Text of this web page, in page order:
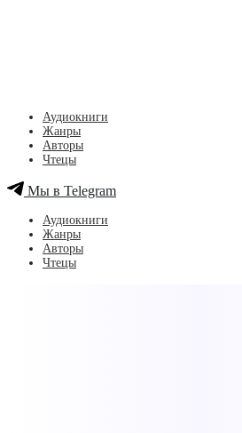
Аудиокниги
Жанры
Авторы
Чтецы
Мы в Telegram
Аудиокниги
Жанры
Авторы
Чтецы